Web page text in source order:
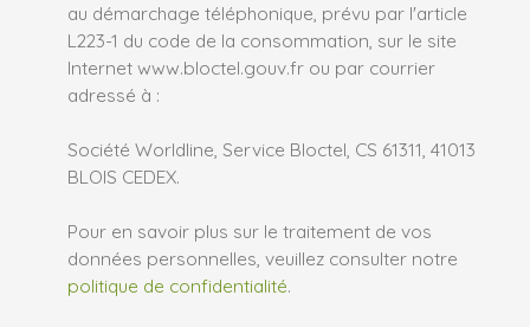
au démarchage téléphonique, prévu par l'article
L223-1 du code de la consommation, sur le site
Internet www.bloctel.gouv.fr ou par courrier
adressé à :
Société Worldline, Service Bloctel, CS 61311, 41013
BLOIS CEDEX.
Pour en savoir plus sur le traitement de vos
données personnelles, veuillez consulter notre
politique de confidentialité.